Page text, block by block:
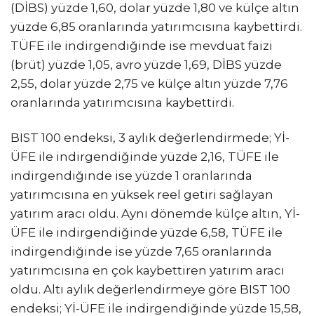
(DİBS) yüzde 1,60, dolar yüzde 1,80 ve külçe altın
yüzde 6,85 oranlarında yatırımcısına kaybettirdi.
TÜFE ile indirgendiğinde ise mevduat faizi
(brüt) yüzde 1,05, avro yüzde 1,69, DİBS yüzde
2,55, dolar yüzde 2,75 ve külçe altın yüzde 7,76
oranlarında yatırımcısına kaybettirdi.
BIST 100 endeksi, 3 aylık değerlendirmede; Yİ-
ÜFE ile indirgendiğinde yüzde 2,16, TÜFE ile
indirgendiğinde ise yüzde 1 oranlarında
yatırımcısına en yüksek reel getiri sağlayan
yatırım aracı oldu. Aynı dönemde külçe altın, Yİ-
ÜFE ile indirgendiğinde yüzde 6,58, TÜFE ile
indirgendiğinde ise yüzde 7,65 oranlarında
yatırımcısına en çok kaybettiren yatırım aracı
oldu. Altı aylık değerlendirmeye göre BIST 100
endeksi; Yİ-ÜFE ile indirgendiğinde yüzde 15,58,